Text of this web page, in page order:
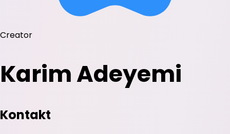
Creator
Karim Adeyemi
Kontakt